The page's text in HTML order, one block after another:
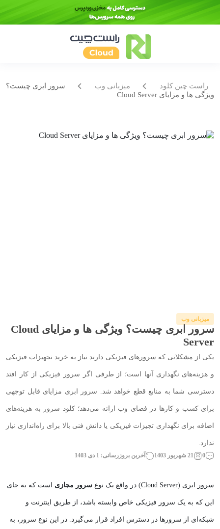
راست چین کلود میزبانی وب
سرور ابری چیست؟
ویژگی ها و مزایای Cloud Server
میزبانی وب
سرور ابری چیست؟ ویژگی ها و مزایای Cloud
Server
یکی از مشکلاتی که سرور‌های فیزیکی دارند نیاز به خرید تجهیزات فیزیکی
و هزینه‌های نگهداری آنها است؛ از طرفی اگر سرور فیزیکی از کار افتد
دسترسی شما به منابع قطع خواهد شد. سرور ابری مزایای قابل توجهی
برای کسب و کارها در فضای وب ارائه می‌دهد؛ کلود سرور به هزینه‌های
اضافه برای نگهداری تجیزات فیزیکی یا دانش فنی بالا برای راه‌اندازی نیاز
ندارد.
0 21 شهریور 1403 آخرین بروزرسانی: 1 دی 1403
سرور ابری (Cloud Server) در واقع یک نوع سرور مجازی است که به جای
این که به یک سرور فیزیکی خاص وابسته باشد، از طریق اینترنت و
شبکه‌ای از سرورها در دسترس افراد قرار می‌گیرد. در این نوع سرور، به